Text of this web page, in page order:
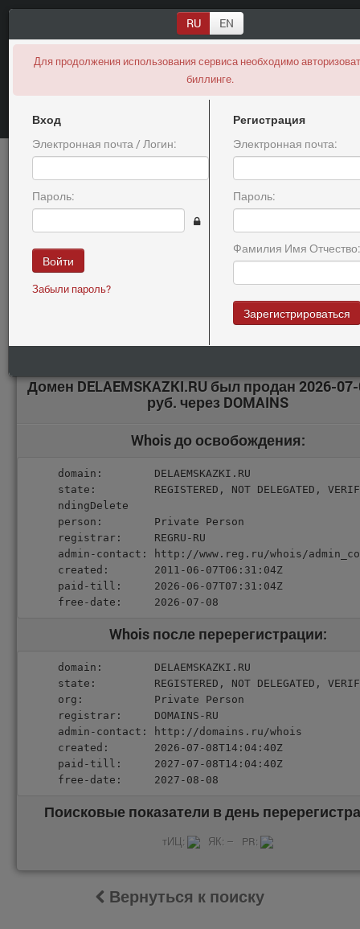
RU EN
Для продолжения использования сервиса необходимо
биллинге.
Вход
Электронная почта / Логин:
Пароль:
Войти
Забыли пароль?
Регистрация
Электронная почта:
Пароль:
Фамилия Имя Отчество:
Зарегистрироваться
Expired
Информация о продаже
DELAEMSKAZKI.RU
Внимание, цена на домен была скрыта! Вы зашли на страницу с
другого сайта или ваша сессия истекла, пожалуйста вернитесь
Домен DELAEMSKAZKI.RU был продан 2026-
руб. через DOMAINS
Whois до освобождения:
domain:        DELAEMSKAZKI.RU
state:         REGISTERED, NOT DELEGATED,
ndingDelete
person:        Private Person
registrar:     REGRU-RU
admin-contact: http://www.reg.ru/whois/
created:       2011-06-07T06:31:04Z
paid-till:     2026-06-07T07:31:04Z
free-date:     2026-07-08
Whois после перерегистрации:
domain:        DELAEMSKAZKI.RU
state:         REGISTERED, NOT DELEGATED,
org:           Private Person
registrar:     DOMAINS-RU
admin-contact: http://domains.ru/whois
created:       2026-07-08T14:04:40Z
paid-till:     2027-07-08T14:04:40Z
free-date:     2027-08-08
Поисковые показатели в день
тИЦ: ЯК: – PR:
Вернуться к поиску